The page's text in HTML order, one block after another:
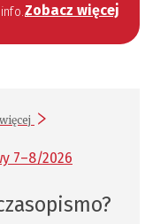
aby otrzymywać newsletter. Zobacz więcej
więcej